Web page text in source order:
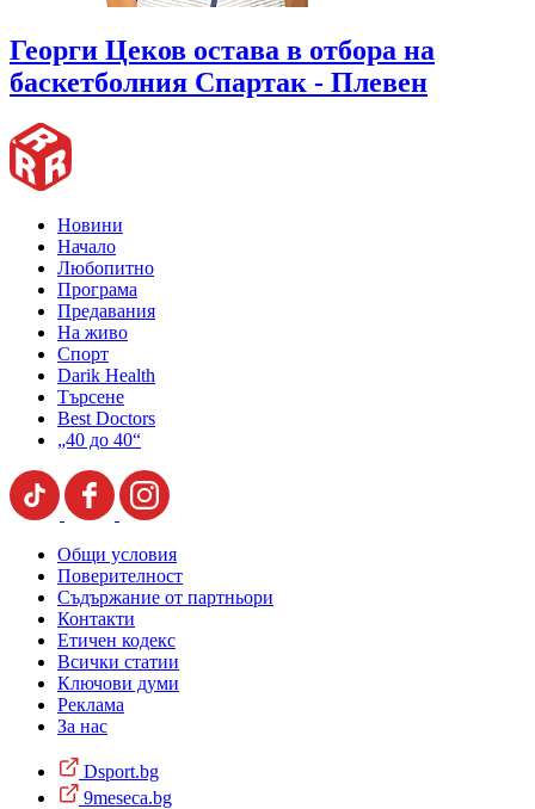
Георги Цеков остава в отбора на
баскетболния Спартак - Плевен
Новини
Начало
Любопитно
Програма
Предавания
На живо
Спорт
Darik Health
Търсене
Best Doctors
„40 до 40“
Общи условия
Поверителност
Съдържание от партньори
Контакти
Етичен кодекс
Всички статии
Ключови думи
Реклама
За нас
Dsport.bg
9meseca.bg